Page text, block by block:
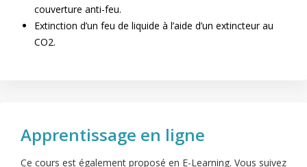
couverture anti-feu.
Extinction d’un feu de liquide à l’aide d’un extincteur au
CO2.
Apprentissage en ligne
Ce cours est également proposé en E-Learning. Vous suivez